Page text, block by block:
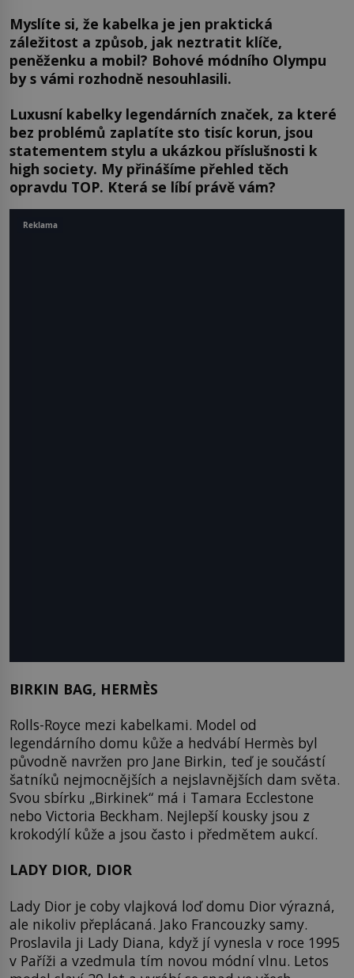
Myslíte si, že kabelka je jen praktická
záležitost a způsob, jak neztratit klíče,
peněženku a mobil? Bohové módního Olympu
by s vámi rozhodně nesouhlasili.
Luxusní kabelky legendárních značek, za které
bez problémů zaplatíte sto tisíc korun, jsou
statementem stylu a ukázkou příslušnosti k
high society. My přinášíme přehled těch
opravdu TOP. Která se líbí právě vám?
BIRKIN BAG, HERMÈS
Rolls-Royce mezi kabelkami. Model od
legendárního domu kůže a hedvábí Hermès byl
původně navržen pro Jane Birkin, teď je součástí
šatníků nejmocnějších a nejslavnějších dam světa.
Svou sbírku „Birkinek“ má i Tamara Ecclestone
nebo Victoria Beckham. Nejlepší kousky jsou z
krokodýlí kůže a jsou často i předmětem aukcí.
LADY DIOR, DIOR
Lady Dior je coby vlajková loď domu Dior výrazná,
ale nikoliv přeplácaná. Jako Francouzky samy.
Proslavila ji Lady Diana, když jí vynesla v roce 1995
v Paříži a vzedmula tím novou módní vlnu. Letos
Reklama